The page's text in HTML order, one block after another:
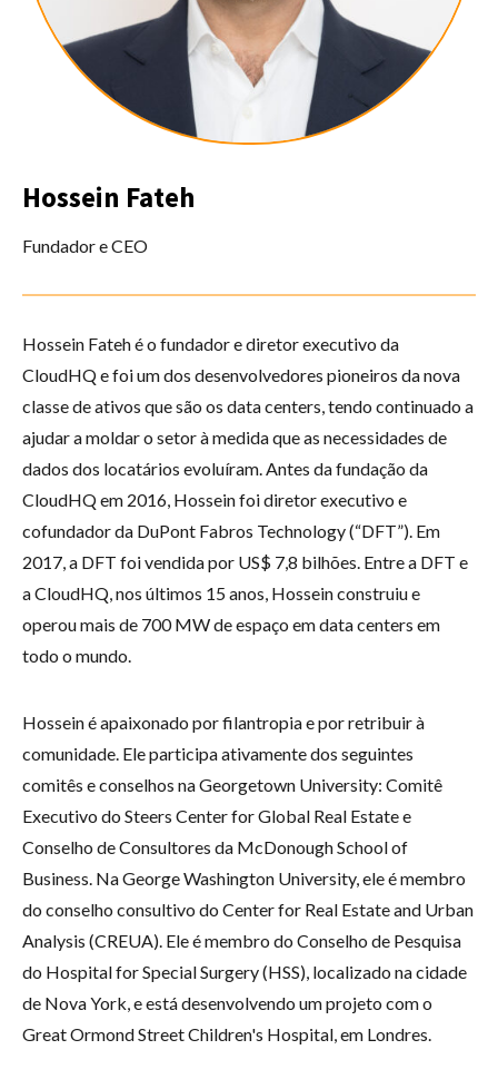
Hossein Fateh
Fundador e CEO
Hossein Fateh é o fundador e diretor executivo da
CloudHQ e foi um dos desenvolvedores pioneiros da nova
classe de ativos que são os data centers, tendo continuado a
ajudar a moldar o setor à medida que as necessidades de
dados dos locatários evoluíram. Antes da fundação da
CloudHQ em 2016, Hossein foi diretor executivo e
cofundador da DuPont Fabros Technology (“DFT”). Em
2017, a DFT foi vendida por US$ 7,8 bilhões. Entre a DFT e
a CloudHQ, nos últimos 15 anos, Hossein construiu e
operou mais de 700 MW de espaço em data centers em
todo o mundo.
Hossein é apaixonado por filantropia e por retribuir à
comunidade. Ele participa ativamente dos seguintes
comitês e conselhos na Georgetown University: Comitê
Executivo do Steers Center for Global Real Estate e
Conselho de Consultores da McDonough School of
Business. Na George Washington University, ele é membro
do conselho consultivo do Center for Real Estate and Urban
Analysis (CREUA). Ele é membro do Conselho de Pesquisa
do Hospital for Special Surgery (HSS), localizado na cidade
de Nova York, e está desenvolvendo um projeto com o
Great Ormond Street Children's Hospital, em Londres.